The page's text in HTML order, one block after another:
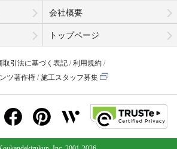
会社概要
トップページ
取引法に基づく表記
利用規約
ツ著作権
施工スタッフ募集